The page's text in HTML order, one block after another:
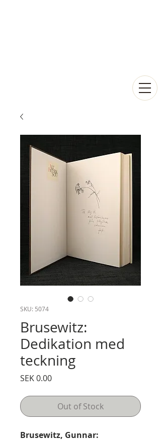
SKU: 5074
Brusewitz:
Dedikation med
teckning
SEK 0.00Price
Out of Stock
Brusewitz, Gunnar: